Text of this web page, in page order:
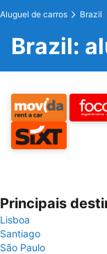
Aluguel de carros Brazil
Brazil:
Principais
Lisboa
Santiago
São Paulo